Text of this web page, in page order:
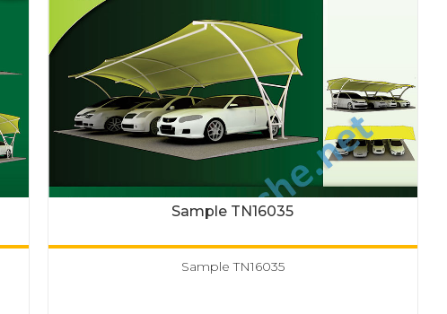
Sample TN16035
Sample TN16035